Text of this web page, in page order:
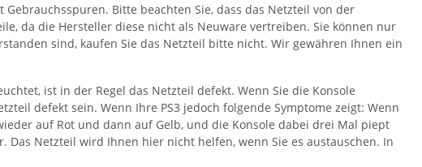
Bitte beachten Sie, dass das Netzteil von der
da die Hersteller diese nicht als Neuware vertreiben. Sie können nur
sind, kaufen Sie das Netzteil bitte nicht. Wir gewähren Ihnen ein
ist in der Regel das Netzteil defekt. Wenn Sie die Konsole
defekt sein. Wenn Ihre PS3 jedoch folgende Symptome zeigt: Wenn
auf Rot und dann auf Gelb, und die Konsole dabei drei Mal piept
Das Netzteil wird Ihnen hier nicht helfen, wenn Sie es austauschen. In